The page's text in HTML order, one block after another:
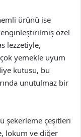
ürünü ise
özel
lezzetiyle,
yemekle uyum
kutusu, bu
unutulmaz bir
şekerleme çeşitleri
lokum ve diğer